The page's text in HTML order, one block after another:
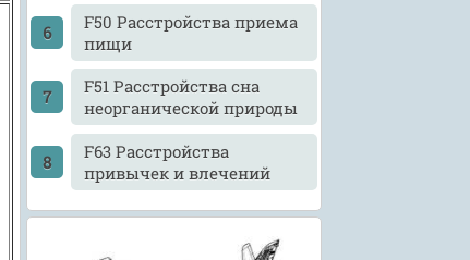
F50 Расстройства приема
пищи
F51 Расстройства сна
неорганической природы
F63 Расстройства
привычек и влечений